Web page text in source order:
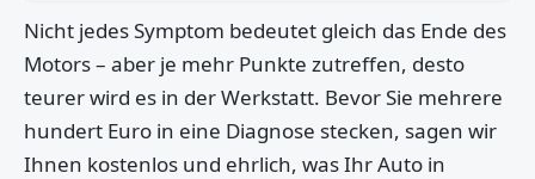
Nicht jedes Symptom bedeutet gleich das Ende des
Motors – aber je mehr Punkte zutreffen, desto
teurer wird es in der Werkstatt. Bevor Sie mehrere
hundert Euro in eine Diagnose stecken, sagen wir
Ihnen kostenlos und ehrlich, was Ihr Auto in